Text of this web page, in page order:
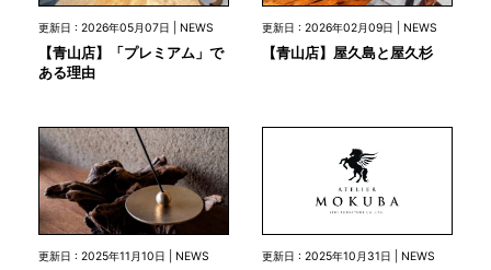
更新日 : 2026年05月07日 | NEWS
【青山店】「プレミアム」で
ある理由
更新日 : 2026年02月09日 | NEWS
【青山店】屋久島と屋久杉
更新日 : 2025年11月10日 | NEWS 更新日 : 2025年10月31日 | NEWS